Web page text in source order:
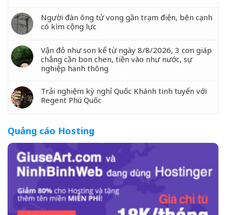
Người đàn ông tử vong gần trạm điện, bên cạnh
có kìm cộng lực
Vận đỏ như son kể từ ngày 8/8/2026, 3 con giáp
chẳng cần bon chen, tiền vào như nước, sự
nghiệp hanh thông
Trải nghiệm kỳ nghỉ Quốc Khánh tinh tuyển với
Regent Phú Quốc
Quảng cáo Hosting